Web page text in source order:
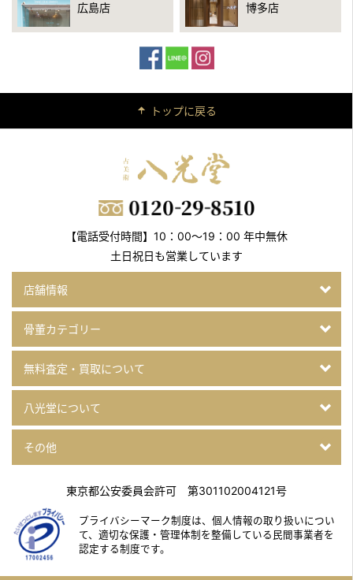
広島店 博多店
トップに戻る
【電話受付時間】10：00～19：00 年中無休
土日祝日も営業しています
店舗情報
骨董カテゴリー
無料査定・買取について
八光堂について
その他
東京都公安委員会許可 第301102004121号
プライバシーマーク制度は、個人情報の取り扱いについ
て、適切な保護・管理体制を整備している民間事業者を
認定する制度です。